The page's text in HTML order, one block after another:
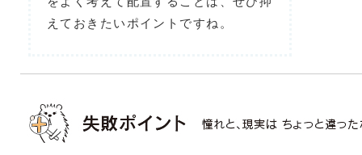
えておきたいポイントですね。